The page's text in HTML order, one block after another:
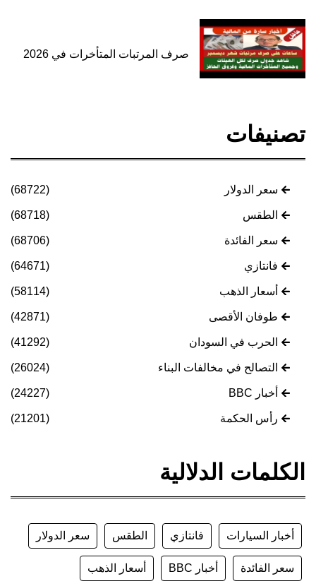
صرف المرتبات المتأخرات في 2026
تصنيفات
سعر الدولار (68722)
الطقس (68718)
سعر الفائدة (68706)
فانتازي (64671)
أسعار الذهب (58114)
طوفان الأقصى (42871)
الحرب في السودان (41292)
التصالح في مخالفات البناء (26024)
أخبار BBC (24227)
رأس الحكمة (21201)
الكلمات الدلالية
أخبار السيارات فانتازي الطقس سعر الدولار
سعر الفائدة أخبار BBC أسعار الذهب